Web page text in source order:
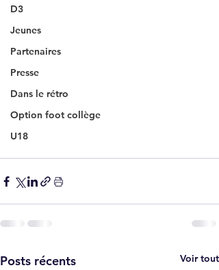
D3
Jeunes
Partenaires
Presse
Dans le rétro
Option foot collège
U18
Posts récents Voir tout